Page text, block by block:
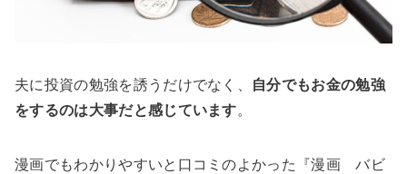
夫に投資の勉強を誘うだけでなく、
自分でもお金の勉強
をするのは大事だと感じています。
漫画でもわかりやすいと口コミのよかった『漫画 バビ